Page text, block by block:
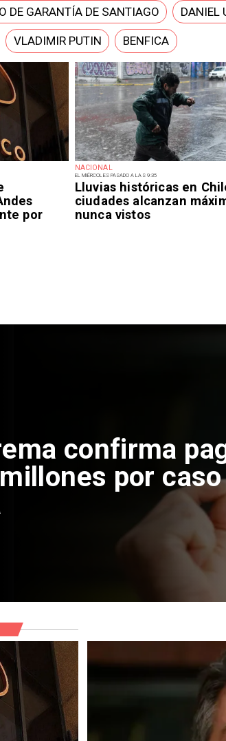
por
NACIONAL
EL MIÉRCOLES PASADO A LAS 9:35
Lluvias históricas en
ciudades alcanzan
nunca vistos
DE GARANTÍA DE SANTIAGO DANIEL
VLADIMIR PUTIN BENFICA
Codelco
de Andes
por riesgos